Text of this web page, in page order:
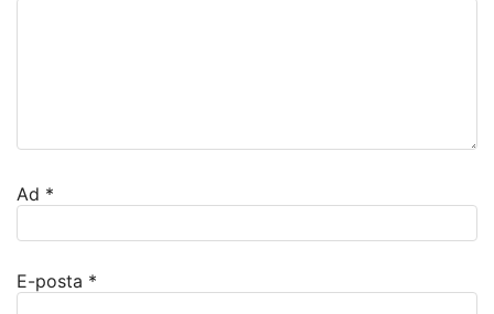
Ad *
E-posta *